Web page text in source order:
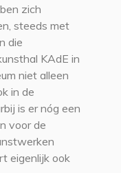
zich
steeds met
die
KAdE in
niet alleen
in de
is er nóg een
voor de
eigenlijk ook